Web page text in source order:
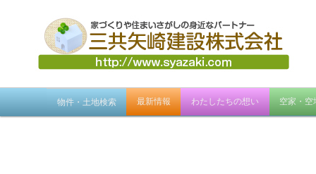
物件・土地検索 最新情報 わたしたちの想い 空家・空